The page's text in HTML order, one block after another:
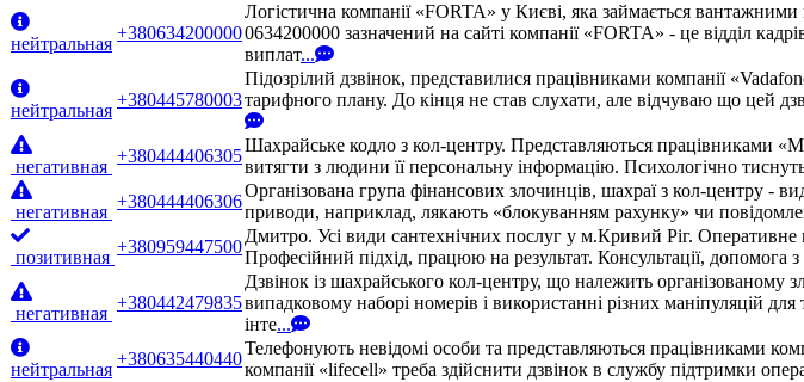
нейтральная
+380634200000
Логістична компанії «FORTA» у Києві, яка займається
0634200000 зазначений на сайті компанії «FORTA» - це відділ
виплат...
нейтральная
+380445780003
Підозрілий дзвінок, представилися працівниками компанії
тарифного плану. До кінця не став слухати, але відчуваю що цей
негативная
+380444406305
Шахрайське кодло з кол-центру. Представляються працівниками
витягти з людини її персональну інформацію. Психологічно
негативная
+380444406306
Організована група фінансових злочинців, шахраї з кол-центру -
приводи, наприклад, лякають «блокуванням рахунку» чи
позитивная
+380959447500
Дмитро. Усі види сантехнічних послуг у м.Кривий Ріг. Оперативне
Професійний підхід, працюю на результат. Консультації,
негативная
+380442479835
Дзвінок із шахрайського кол-центру, що належить
випадковому наборі номерів і використанні різних маніпуляцій
інте...
нейтральная
+380635440440
Телефонують невідомі особи та представляються працівниками
компанії «lifecell» треба здійснити дзвінок в службу підтримки